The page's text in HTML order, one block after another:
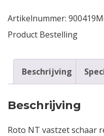
Artikelnummer: 900419
Product Bestelling
Beschrijving
Beschrijving
Roto NT vastzet schaar